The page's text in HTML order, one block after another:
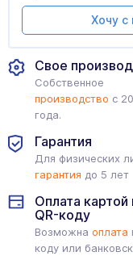
Свое
Собственное
производство с
года.
Гарантия
Для физических
гарантия до 5 лет
Оплата картой
QR-коду
Возможна оплата
коду или
Хочу